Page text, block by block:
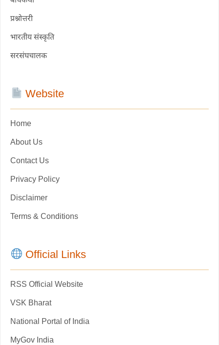
प्रश्नोत्तरी
भारतीय संस्कृति
सरसंघचालक
Website
Home
About Us
Contact Us
Privacy Policy
Disclaimer
Terms & Conditions
Official Links
RSS Official Website
VSK Bharat
National Portal of India
MyGov India